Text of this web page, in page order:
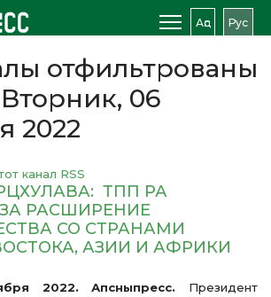
Аԥс Рус
отфильтрованы
06
2022
канал RSS
ТПП РА
РАСШИРЕНИЕ
СО СТРАНАМИ
АЗИИ И АФРИКИ
2022. Апсныпресс. Президент